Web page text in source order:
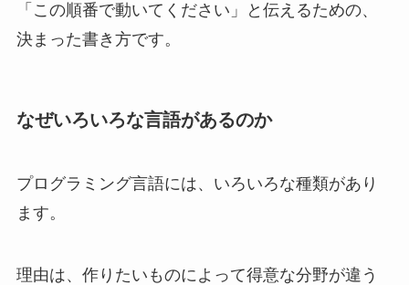
「この順番で動いてください」と伝えるための、
決まった書き方です。
なぜいろいろな言語があるのか
プログラミング言語には、いろいろな種類があり
ます。
理由は、作りたいものによって得意な分野が違う